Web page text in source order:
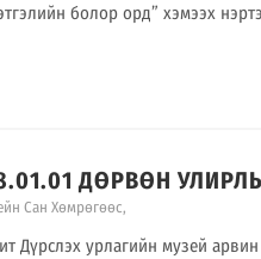
болор орд” хэмээх
ДӨРВӨН
Сан Хөмрөгөөс,
Дүрслэх урлагийн музей